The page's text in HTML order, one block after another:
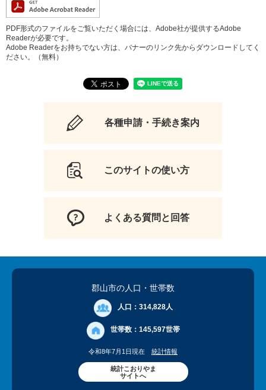
PDF形式のファイルをご覧いただく場合には、Adobe社が提供するAdobe
Readerが必要です。
Adobe Readerをお持ちでない方は、バナーのリンク先からダウンロードしてく
ださい。（無料）
各種申請・手続き案内
このサイトの使い方
よくある質問と回答
郡山市の人口 ・世帯数
人口： 314,828人
世帯数： 145,597世帯
令和8年7月1日現在 統計情報
統計こおりやま
サイトへ